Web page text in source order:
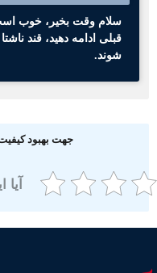
سلام وقت بخیر، خوب است
قبلی ادامه دهید، قند ناشتا
جهت بهبود کیفیت
آیا این